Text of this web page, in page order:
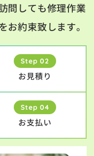
問しても修理作業
お約束致します。
Step 02
お見積り
Step 04
お支払い